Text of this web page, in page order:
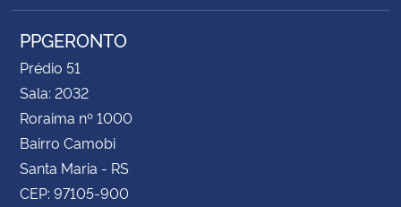
PPGERONTO
Prédio 51
Sala: 2032
Roraima nº 1000
Bairro Camobi
Santa Maria - RS
CEP: 97105-900